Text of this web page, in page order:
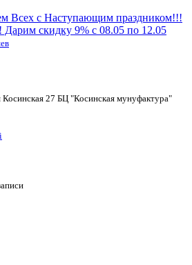
Всех с Наступающим праздником!!!
скидку 9% с 08.05 по 12.05
Косинская 27 БЦ "Косинская мунуфактура"